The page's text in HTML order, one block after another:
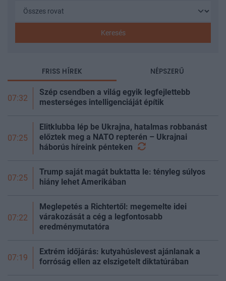
Keresés
FRISS HÍREK NÉPSZERŰ
07:32
Szép csendben a világ egyik legfejlettebb
mesterséges intelligenciáját építik
07:25
Elitklubba lép be Ukrajna, hatalmas robbanást
előztek meg a NATO repterén – Ukrajnai
háborús híreink pénteken
07:25
Trump saját magát buktatta le: tényleg súlyos
hiány lehet Amerikában
07:22
Meglepetés a Richtertől: megemelte idei
várakozását a cég a legfontosabb
eredménymutatóra
07:19
Extrém időjárás: kutyahúslevest ajánlanak a
forróság ellen az elszigetelt diktatúrában